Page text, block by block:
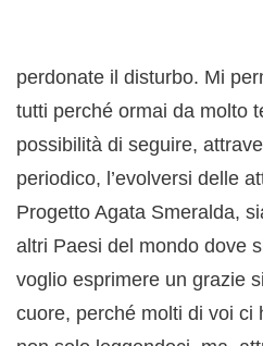
perdonate il disturbo. Mi
tutti perché ormai da molto
possibilità di seguire,
periodico, l’evolversi delle
Progetto Agata Smeralda,
altri Paesi del mondo dove
voglio esprimere un grazie
cuore, perché molti di voi ci